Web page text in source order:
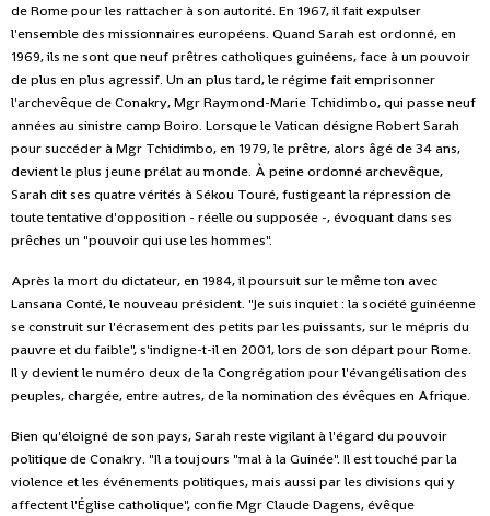
de Rome pour les rattacher à son autorité. En 1967, il fait expulser
l'ensemble des missionnaires européens. Quand Sarah est ordonné, en
1969, ils ne sont que neuf prêtres catholiques guinéens, face à un pouvoir
de plus en plus agressif. Un an plus tard, le régime fait emprisonner
l'archevêque de Conakry, Mgr Raymond-Marie Tchidimbo, qui passe neuf
années au sinistre camp Boiro. Lorsque le Vatican désigne Robert Sarah
pour succéder à Mgr Tchidimbo, en 1979, le prêtre, alors âgé de 34 ans,
devient le plus jeune prélat au monde. À peine ordonné archevêque,
Sarah dit ses quatre vérités à Sékou Touré, fustigeant la répression de
toute tentative d'opposition - réelle ou supposée -, évoquant dans ses
prêches un "pouvoir qui use les hommes".
Après la mort du dictateur, en 1984, il poursuit sur le même ton avec
Lansana Conté, le nouveau président. "Je suis inquiet : la société guinéenne
se construit sur l'écrasement des petits par les puissants, sur le mépris du
pauvre et du faible", s'indigne-t-il en 2001, lors de son départ pour Rome.
Il y devient le numéro deux de la Congrégation pour l'évangélisation des
peuples, chargée, entre autres, de la nomination des évêques en Afrique.
Bien qu'éloigné de son pays, Sarah reste vigilant à l'égard du pouvoir
politique de Conakry. "Il a toujours "mal à la Guinée". Il est touché par la
violence et les événements politiques, mais aussi par les divisions qui y
affectent l'Église catholique", confie Mgr Claude Dagens, évêque